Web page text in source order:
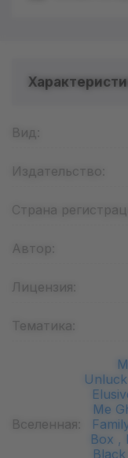
Вид:
Издательство:
Страна
Автор:
Лицензия:
Тематика:
Вселенная:
Me
Box ,